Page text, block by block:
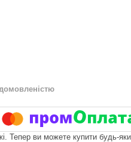
Тепер ви можете купити будь-